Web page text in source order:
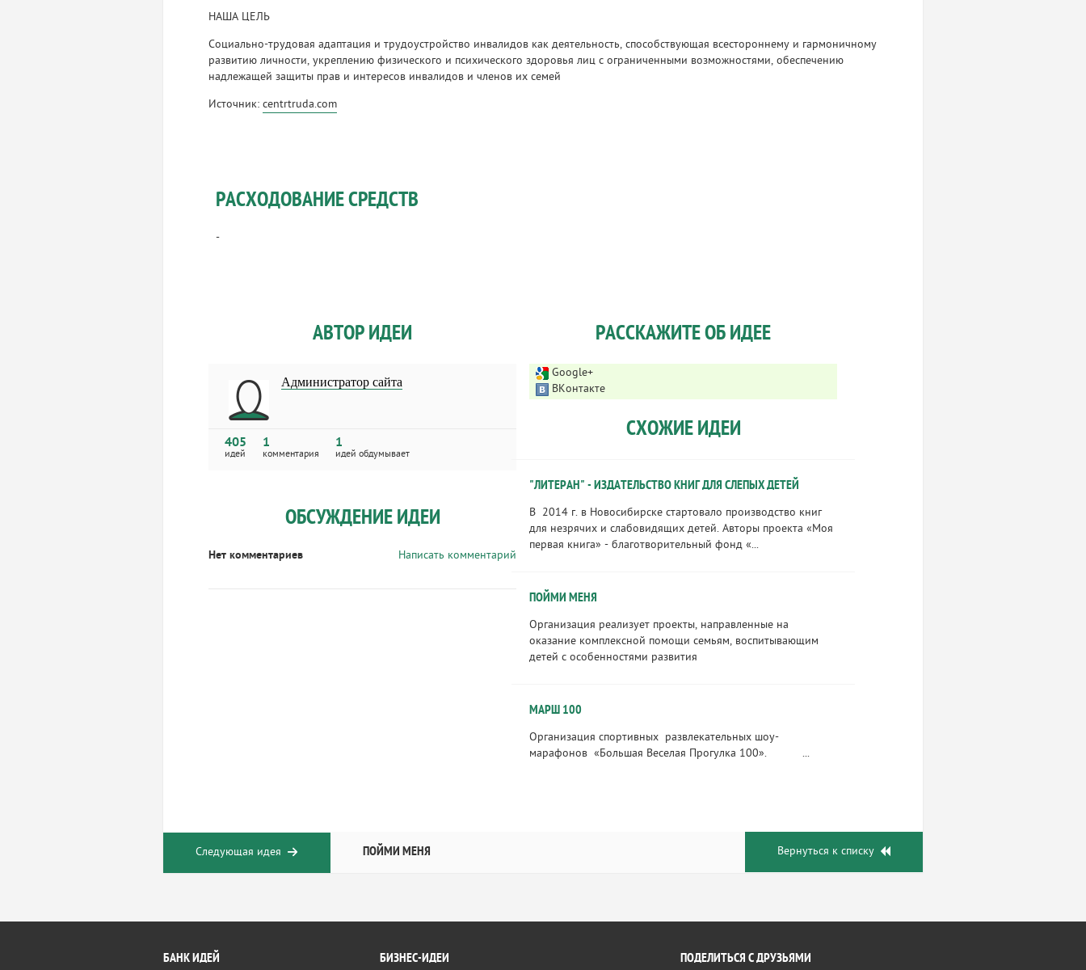
НАША ЦЕЛЬ
Социально-трудовая адаптация и трудоустройство инвалидов как деятельность, способствующая всестороннему и гармоничному
развитию личности, укреплению физического и психического здоровья лиц с ограниченными возможностями, обеспечению
надлежащей защиты прав и интересов инвалидов и членов их семей
Источник:centrtruda.com
РАСХОДОВАНИЕ СРЕДСТВ
-
АВТОР ИДЕИ
Администратор сайта
405
идей
1
комментария
1
идей обдумывает
ОБСУЖДЕНИЕ ИДЕИ
Написать комментарий
Нет комментариев
РАССКАЖИТЕ ОБ ИДЕЕ
Google+
ВКонтакте
СХОЖИЕ ИДЕИ
"ЛИТЕРАН" - ИЗДАТЕЛЬСТВО КНИГ ДЛЯ СЛЕПЫХ ДЕТЕЙ
В 2014 г. в Новосибирске стартовало производство книг
для незрячих и слабовидящих детей. Авторы проекта «Моя
первая книга» - благотворительный фонд «...
ПОЙМИ МЕНЯ
Организация реализует проекты, направленные на
оказание комплексной помощи семьям, воспитывающим
детей с особенностями развития
МАРШ 100
Организация спортивных развлекательных шоу-
марафонов «Большая Веселая Прогулка 100». ...
Следующая идея ПОЙМИ МЕНЯ Вернуться к списку
БАНК ИДЕЙ БИЗНЕС-ИДЕИ ПОДЕЛИТЬСЯ С ДРУЗЬЯМИ